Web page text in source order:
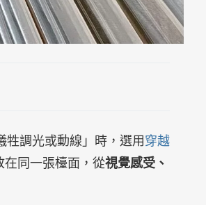
調光或動線」時，選用穿越
在同一張檯面，從視覺感受、